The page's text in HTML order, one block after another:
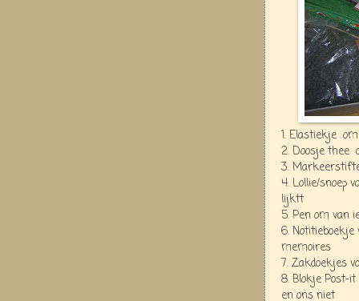
1. Elastiekje
2. Doosje thee
3.
4. Lollie/snoep
lijktt
5. Pen om van
6.
memoires
7. Zakdoekjes
8. Blokje Post-
en ons niet